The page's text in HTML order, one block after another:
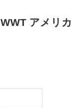
アメリカ